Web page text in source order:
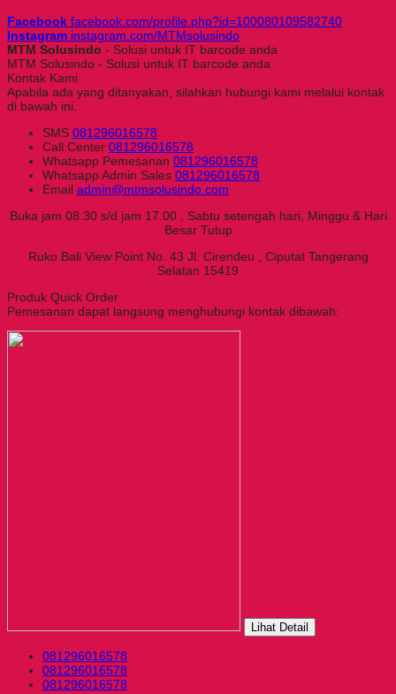
Facebook facebook.com/profile.php?id=100080109582740
Instagram instagram.com/MTMsolusindo
MTM Solusindo - Solusi untuk IT barcode anda
MTM Solusindo - Solusi untuk IT barcode anda
Kontak Kami
Apabila ada yang ditanyakan, silahkan hubungi kami melalui kontak
di bawah ini.
SMS 081296016578
Call Center 081296016578
Whatsapp Pemesanan 081296016578
WhatsappAdmin Sales 081296016578
Email admin@mtmsolusindo.com
Buka jam 08.30 s/d jam 17.00 , Sabtu setengah hari, Minggu & Hari
Besar Tutup
Ruko Bali View Point No. 43 Jl. Cirendeu , Ciputat Tangerang
Selatan 15419
Produk Quick Order
Pemesanan dapat langsung menghubungi kontak dibawah:
Lihat Detail
081296016578
081296016578
081296016578